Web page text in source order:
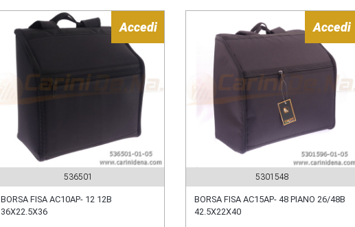
Accedi
536501
BORSA FISA AC10AP- 12 12B
36X22.5X36
Accedi
5301548
BORSA FISA AC15AP- 48 PIANO 26/48B
42.5X22X40